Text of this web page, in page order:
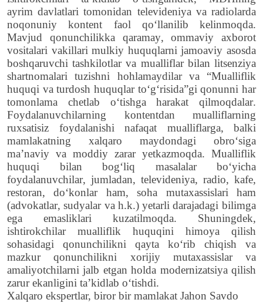
ayrim davlatlari tomonidan televideniya va radiolarda
noqonuniy
kontent faol qoʻllanilib kelinmoqda.
Mavjud
qonunchilikka qaramay,ommaviy
axborot
vositalari vakillari mulkiy huquqlarni jamoaviy asosda
boshqaruvchi tashkilotlar va mualliflar bilan litsenziya
shartnomalari
tuzishni hohlamaydilar va “Mualliflik
huquqi va turdosh huquqlar to‘g‘risida”gi qonunni har
tomonlama
chetlab o‘tishga harakat qilmoqdalar.
Foydalanuvchilarning
kontentdan
mualliflarning
ruxsatisiz
foydalanishi nafaqat mualliflarga, balki
mamlakatning
xalqaro maydondagi obro‘siga
ma’naviy va moddiy zarar yetkazmoqda. Mualliflik
huquqi
bilan bog‘liq masalalar bo‘yicha
foydalanuvchilar, jumladan, televideniya, radio, kafe,
restoran,do‘konlar ham,soha mutaxassislari
ham
(advokatlar,sudyalar va h.k.)yetarli darajadagi bilimga
ega
emasliklari kuzatilmoqda. Shuningdek,
ishtirokchilar
mualliflik huquqini himoya qilish
sohasidagi qonunchilikni qayta ko‘rib chiqish va
mazkur qonunchilikni xorijiy mutaxassislar va
amaliyotchilarni jalb etgan holda modernizatsiya qilish
zarur ekanligini ta’kidlab o‘tishdi.
Xalqaro ekspertlar, birorbirmamlakat Jahon Savdo